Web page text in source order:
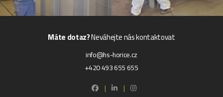
Máte dotaz?Neváhejte nás kontaktovat
info@hs-horice.cz
+420 493 655 655
|
|